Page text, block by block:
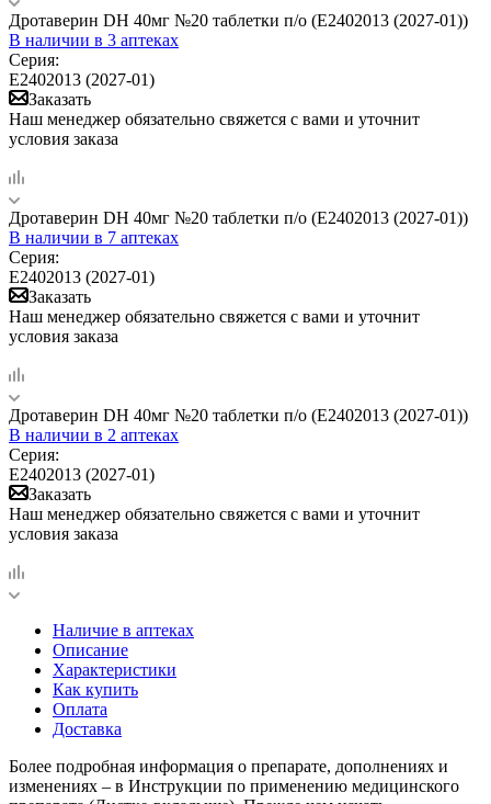
Дротаверин DH 40мг №20 таблетки п/о (Е2402013 (2027-01))
В наличии в 3 аптеках
Серия:
Е2402013 (2027-01)
Заказать
Наш менеджер обязательно свяжется с вами и уточнит
условия заказа
Дротаверин DH 40мг №20 таблетки п/о (Е2402013 (2027-01))
В наличии в 7 аптеках
Серия:
Е2402013 (2027-01)
Заказать
Наш менеджер обязательно свяжется с вами и уточнит
условия заказа
Дротаверин DH 40мг №20 таблетки п/о (Е2402013 (2027-01))
В наличии в 2 аптеках
Серия:
Е2402013 (2027-01)
Заказать
Наш менеджер обязательно свяжется с вами и уточнит
условия заказа
Наличие в аптеках
Описание
Характеристики
Как купить
Оплата
Доставка
Более подробная информация о препарате, дополнениях и
изменениях – в Инструкции по применению медицинского